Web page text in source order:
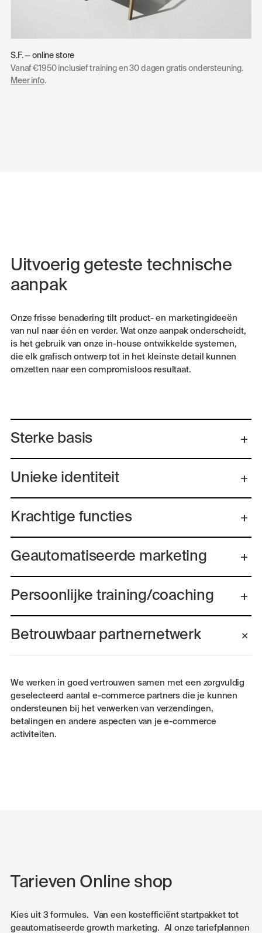
S.F. — online store
Vanaf €1950 inclusief training en 30 dagen gratis ondersteuning.
Meer info.
Uitvoerig geteste technische
aanpak
Onze frisse benadering tilt product- en marketingideeën
van nul naar één en verder. Wat onze aanpak onderscheidt,
is het gebruik van onze in-house ontwikkelde systemen,
die elk grafisch ontwerp tot in het kleinste detail kunnen
omzetten naar een compromisloos resultaat.
Sterke basis
Unieke identiteit
Krachtige functies
Geautomatiseerde marketing
Persoonlijke training/coaching
Betrouwbaar partnernetwerk
We werken in goed vertrouwen samen met een zorgvuldig
geselecteerd aantal e-commerce partners die je kunnen
ondersteunen bij het verwerken van verzendingen,
betalingen en andere aspecten van je e-commerce
activiteiten.
Tarieven Online shop
Kies uit 3 formules. Van een kostefficiënt startpakket tot
geautomatiseerde growth marketing. Al onze tariefplannen